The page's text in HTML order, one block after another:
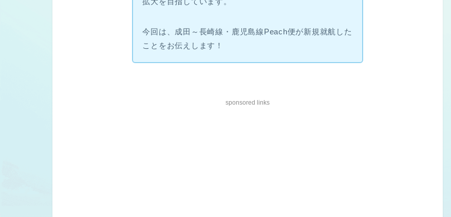
今回は、成田～長崎線・鹿児島線Peach便が新規就航した
ことをお伝えします！
sponsored links